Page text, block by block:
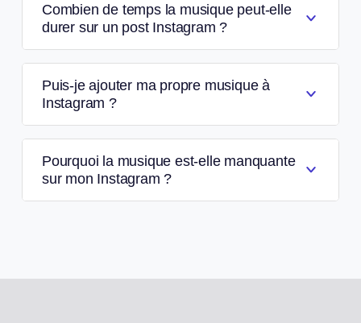
Combien de temps la musique peut-elle
durer sur un post Instagram ?
Puis-je ajouter ma propre musique à
Instagram ?
Pourquoi la musique est-elle manquante
sur mon Instagram ?